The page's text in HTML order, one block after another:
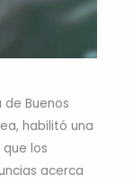
Buenos
habilitó una
los
acerca